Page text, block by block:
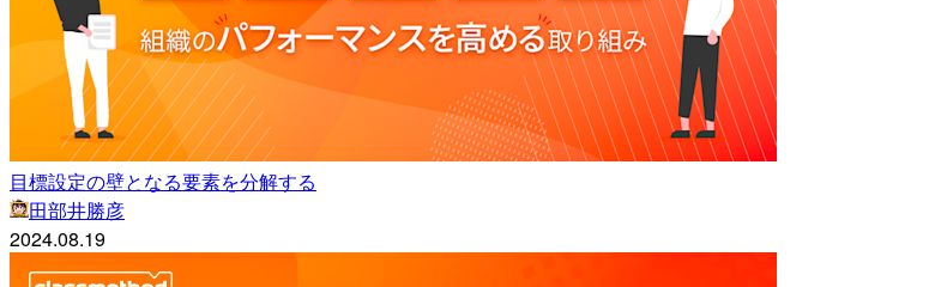
目標設定の壁となる要素を分解する
田部井勝彦
2024.08.19